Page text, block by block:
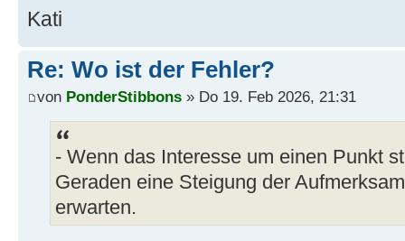
Kati
Re: Wo ist der Fehler?
von PonderStibbons » Do 19. Feb 2026, 21:31
- Wenn das Interesse um einen Punkt
Geraden eine Steigung der
erwarten.